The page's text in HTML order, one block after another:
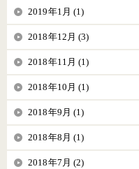
2019年1月 (1)
2018年12月 (3)
2018年11月 (1)
2018年10月 (1)
2018年9月 (1)
2018年8月 (1)
2018年7月 (2)